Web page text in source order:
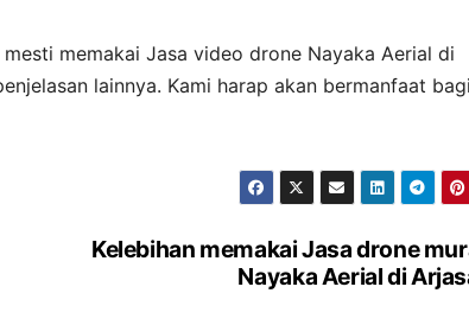
memakai Jasa video drone Nayaka Aerial di
lainnya. Kami harap akan bermanfaat
Kelebihan memakai Jasa drone
Nayaka Aerial di